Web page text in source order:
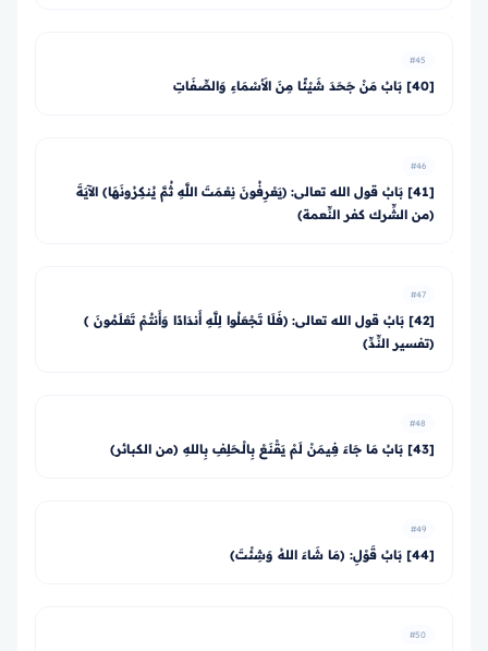
#45
[40] بَابُ مَنْ جَحَدَ شَيْئًا مِنَ الأَسْمَاءِ وَالصِّفَاتِ
#46
[41] بَابُ قول الله تعالى: ﴿يَعْرِفُونَ نِعْمَتَ اللَّهِ ثُمَّ يُنكِرُونَهَا﴾ الآيَةَ
(من الشِّرك كفر النِّعمة)
#47
[42] بَابُ قول الله تعالى: ﴿فَلَا تَجْعَلُوا لِلَّهِ أَندَادًا وَأَنتُمْ تَعْلَمُونَ ﴾
(تفسير النِّدِّ)
#48
[43] بَابُ مَا جَاءَ فِيمَنْ لَمْ يَقْنَعْ بِالْـحَلِفِ بِاللهِ (من الكبائر)
#49
[44] بَابُ قَوْلِ: (مَا شَاءَ اللهُ وَشِئْتَ)
#50